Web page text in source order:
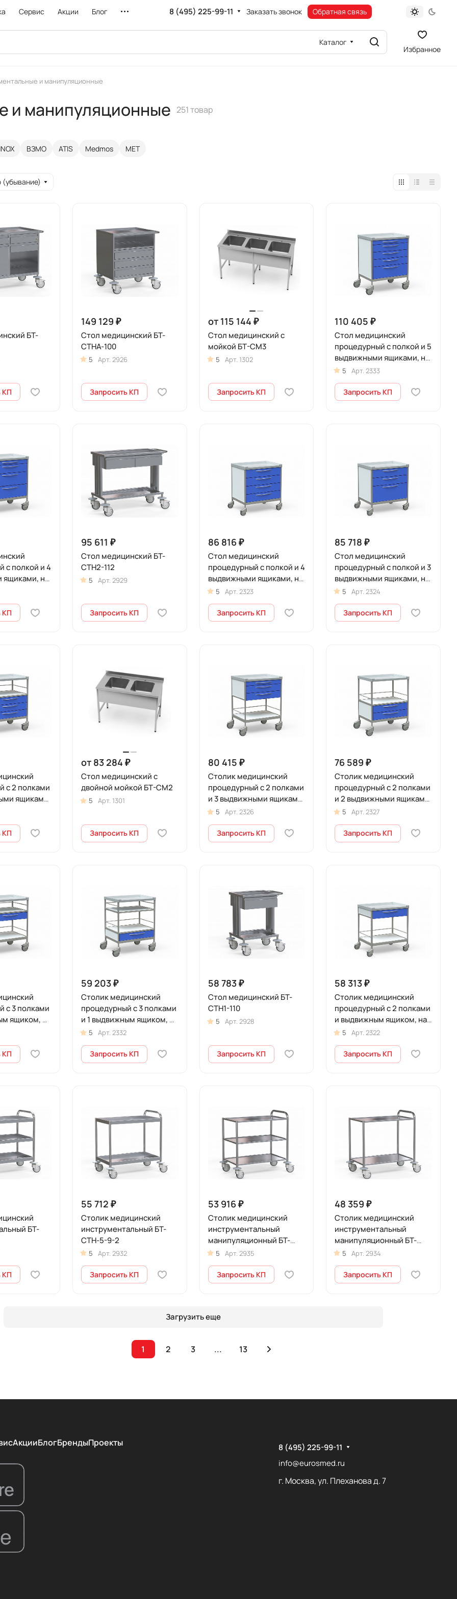
Сервис Акции Блог 8 (495) 225-99-11 Заказать звонок Обратная связь
Каталог
Избранное
и манипуляционные
и манипуляционные 251 товар
ВЗМО ATIS Medmos MET
БТ-
КП
149 129 ₽
Стол медицинский БТ-
СТНА-100
5 Арт. 2926
Запросить КП
от 115 144 ₽
Стол медицинский с
мойкой БТ-СМ3
5 Арт. 1302
Запросить КП
110 405 ₽
Стол медицинский
процедурный с полкой и 5
выдвижными ящиками, на
колесах, БТ-СТНА-365
5 Арт.2333
Запросить КП
с полкой и 4
ящиками, на
366
КП
95 611 ₽
Стол медицинский БТ-
СТН2-112
5 Арт. 2929
Запросить КП
86 816 ₽
Стол медицинский
процедурный с полкой и 4
выдвижными ящиками, на
колесах, БТ-СТНА-374-
5 Арт. 2323
Запросить КП
85 718 ₽
Стол медицинский
процедурный с полкой и 3
выдвижными ящиками, на
колесах, БТ-СТН3-375-
5 Арт. 2324
Запросить КП
с 2 полками
ящиками,
СТН3-341
КП
от 83 284 ₽
Стол медицинский с
двойной мойкой БТ-СМ2
5 Арт. 1301
Запросить КП
80 415 ₽
Столик медицинский
процедурный с 2 полками
и 3 выдвижными ящиками,
на колесах, БТ-СТН3-338
5 Арт. 2326
Запросить КП
76 589 ₽
Столик медицинский
процедурный с 2 полками
и 2 выдвижными ящиками,
на колесах, БТ-СТН2-340
5 Арт.2327
Запросить КП
с 3 полками
ящиком, на
342
КП
59 203 ₽
Столик медицинский
процедурный с 3 полками
и 1 выдвижным ящиком, на
колесах, БТ-СТН1-344
5 Арт. 2332
Запросить КП
58 783 ₽
Стол медицинский БТ-
СТН1-110
5 Арт. 2928
Запросить КП
58 313 ₽
Столик медицинский
процедурный с 2 полками
и выдвижным ящиком, на
колесах, БТ-СТН1-373-
5 Арт.2322
Запросить КП
БТ-
КП
55 712 ₽
Столик медицинский
инструментальный БТ-
СТН-5-9-2
5 Арт. 2932
Запросить КП
53 916 ₽
Столик медицинский
инструментальный
манипуляционный БТ-
СТН-135
5 Арт. 2935
Запросить КП
48 359 ₽
Столик медицинский
инструментальный
манипуляционный БТ-
СТН-130
5 Арт.2934
Запросить КП
Загрузить еще
1 2 3 ... 13
АкцииБлогБрендыПроекты
8 (495) 225-99-11
info@eurosmed.ru
г. Москва, ул. Плеханова д. 7